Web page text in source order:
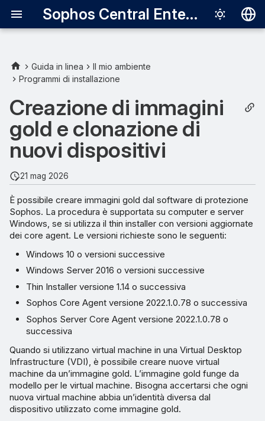
Sophos Central Enterprise
Français
中文（繁體）
Configurazione
Utilizzo di un dispositivo
esistente come immagine
gold
Come Sophos procede per
determinare se la virtual
machine è un clone
Modalità di notifica per
l’immagine gold
Esecuzione di uno script
Guida in linea
Il mio ambiente
Programmi di installazione
Creazione di immagini
gold e clonazione di
nuovi dispositivi
21 mag 2026
È possibile creare immagini gold dal software di protezione
Sophos. La procedura è supportata su computer e server
Windows, se si utilizza il thin installer con versioni aggiornate
dei core agent. Le versioni richieste sono le seguenti:
Windows 10 o versioni successive
Windows Server 2016 o versioni successive
Thin Installer versione 1.14 o successiva
Sophos Core Agent versione 2022.1.0.78 o successiva
Sophos Server Core Agent versione 2022.1.0.78 o
successiva
Quando si utilizzano virtual machine in una Virtual Desktop
Infrastructure (VDI), è possibile creare nuove virtual
machine da un’immagine gold. L’immagine gold funge da
modello per le virtual machine. Bisogna accertarsi che ogni
nuova virtual machine abbia un’identità diversa dal
dispositivo utilizzato come immagine gold.